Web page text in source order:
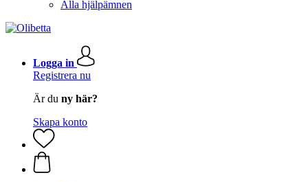
Alla hjälpämnen
Logga in
Registrera nu
Är du ny här?
Skapa konto